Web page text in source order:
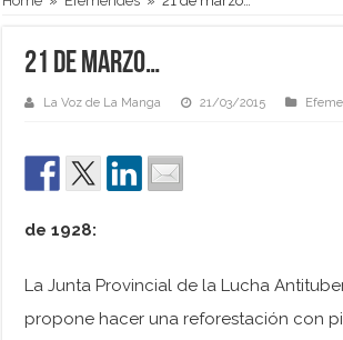
21 de marzo…
La Voz de La Manga 21/03/2015
de 1928:
La Junta Provincial de la Lucha
propone hacer una reforestación con